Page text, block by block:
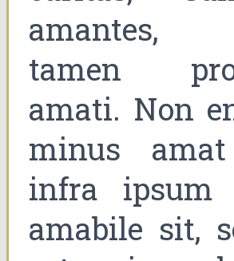
amantes,
tamen
amati. Non
minus
infra ipsum
amabile sit,